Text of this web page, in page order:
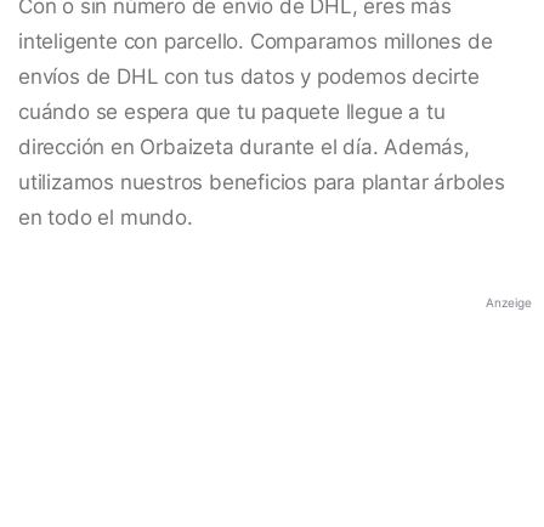
Con o sin número de envío de DHL, eres más
inteligente con parcello. Comparamos millones de
envíos de DHL con tus datos y podemos decirte
cuándo se espera que tu paquete llegue a tu
dirección en Orbaizeta durante el día. Además,
utilizamos nuestros beneficios para plantar árboles
en todo el mundo.
Anzeige